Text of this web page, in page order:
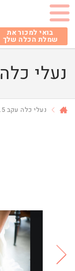
בואי למכור את
שמלת הכלה שלך
נעלי כלה
נעלי כלה עקב 9.5 ס"מ